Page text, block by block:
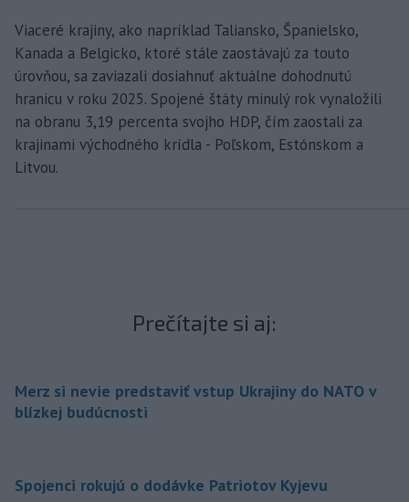
Viaceré krajiny, ako napríklad Taliansko, Španielsko,
Kanada a Belgicko, ktoré stále zaostávajú za touto
úrovňou, sa zaviazali dosiahnuť aktuálne dohodnutú
hranicu v roku 2025. Spojené štáty minulý rok vynaložili
na obranu 3,19 percenta svojho HDP, čím zaostali za
krajinami východného krídla - Poľskom, Estónskom a
Litvou.
Prečítajte si aj:
Merz si nevie predstaviť vstup Ukrajiny do NATO v
blízkej budúcnosti
Spojenci rokujú o dodávke Patriotov Kyjevu